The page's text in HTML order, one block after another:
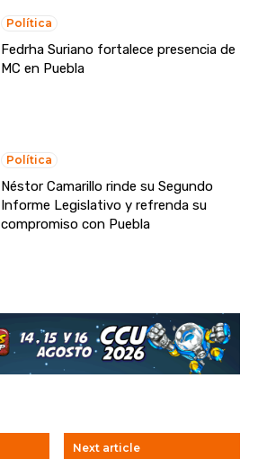
Política
Fedrha Suriano fortalece presencia de
MC en Puebla
Política
Néstor Camarillo rinde su Segundo
Informe Legislativo y refrenda su
compromiso con Puebla
Next article